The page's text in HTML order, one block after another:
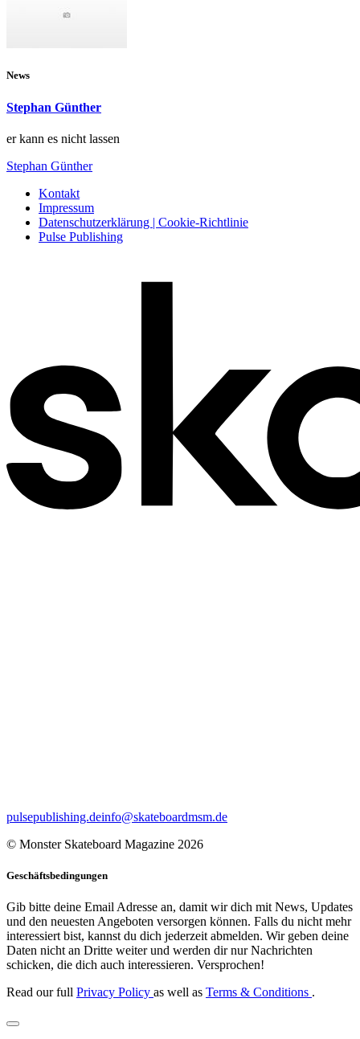
News
Stephan Günther
er kann es nicht lassen
Stephan Günther
Kontakt
Impressum
Datenschutzerklärung | Cookie-Richtlinie
Pulse Publishing
pulsepublishing.deinfo@skateboardmsm.de
© Monster Skateboard Magazine 2026
Geschäftsbedingungen
Gib bitte deine Email Adresse an, damit wir dich mit News, Updates
und den neuesten Angeboten versorgen können. Falls du nicht mehr
interessiert bist, kannst du dich jederzeit abmelden. Wir geben deine
Daten nicht an Dritte weiter und werden dir nur Nachrichten
schicken, die dich auch interessieren. Versprochen!
Read our full Privacy Policy as well as Terms & Conditions .